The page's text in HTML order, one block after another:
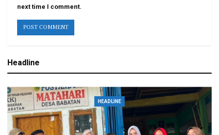
next time I comment.
Headline
HEADLINE